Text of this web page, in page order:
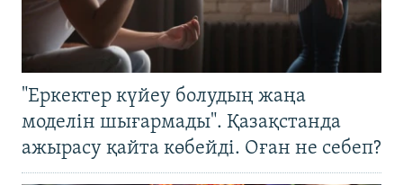
"Еркектер күйеу болудың жаңа
моделін шығармады". Қазақстанда
ажырасу қайта көбейді. Оған не себеп?